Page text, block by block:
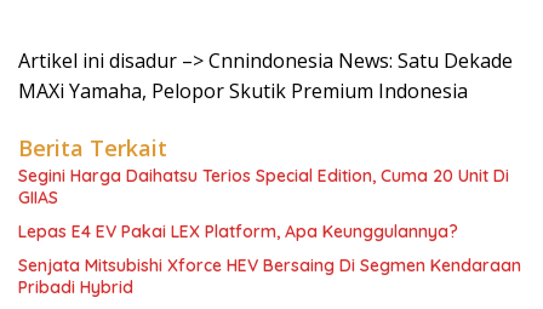
Artikel ini disadur –> Cnnindonesia News: Satu Dekade
MAXi Yamaha, Pelopor Skutik Premium Indonesia
Berita Terkait
Segini Harga Daihatsu Terios Special Edition, Cuma 20 Unit Di
GIIAS
Lepas E4 EV Pakai LEX Platform, Apa Keunggulannya?
Senjata Mitsubishi Xforce HEV Bersaing Di Segmen Kendaraan
Pribadi Hybrid